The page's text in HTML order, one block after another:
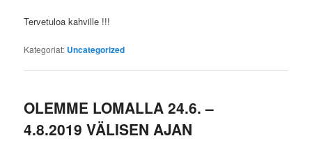
Tervetuloa kahville !!!
Kategoriat: Uncategorized
OLEMME LOMALLA 24.6. –
4.8.2019 VÄLISEN AJAN